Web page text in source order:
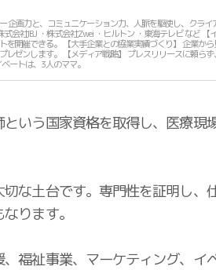
協業
式会社Zwei ・ヒルトン ・東海テレビ など 【イベント創作事業】 貴社のリソー
業から見た時の、貴社の価値を見抜き、
頼らず、人脈でTVなどのメディア露出を
プライベートは、3人のママ。
いう国家資格を取得し、医療現
な土台です。専門性を証明し、
ります。
福祉事業、マーケティング、イ